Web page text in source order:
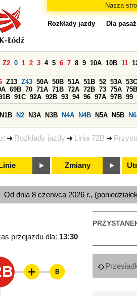
Nasza
Rozkłady jazdy Linia 72B
Rozkłady jazdy Dla
Z2 0 1 2 3 4 5 6 7 8 9 10A 10B 11
Z13 Z43 50A 50B 51A 51B 52 53A 53C
69B 70 71A 71B 72A 72B 73 75A 75B
91C 92A 92B 93 94 96 97A 97B 99
N1B N2 N3A N3B N4A N4B N5A N5B N6
Linie Zmiany
Od dnia 8 czerwca 2026 r.,
przejazdu dla: 13:30
B